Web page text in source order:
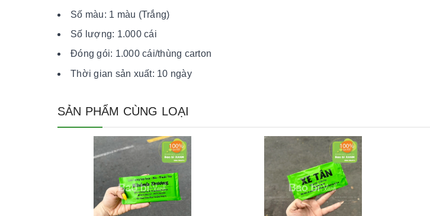
Số màu: 1 màu (Trắng)
Số lượng: 1.000 cái
Đóng gói: 1.000 cái/thùng carton
Thời gian sản xuất: 10 ngày
SẢN PHẨM CÙNG LOẠI